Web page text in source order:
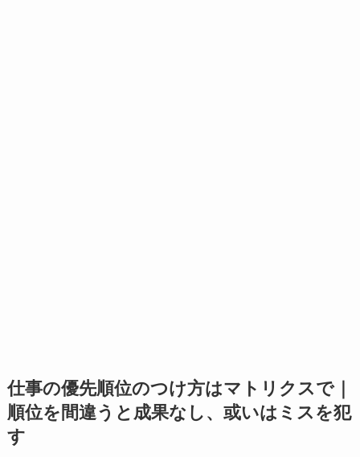
仕事の優先順位のつけ方はマトリクスで｜
順位を間違うと成果なし、或いはミスを犯
す